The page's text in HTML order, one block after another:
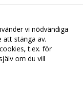
2022-06-05 10:28
2022-06-01 10:30
2022-06-01 10:29
vi nödvändiga
att stänga av.
t.ex. för
om du vill